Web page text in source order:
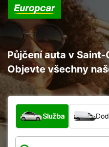
Půjčení auta v Saint-
Objevte všechny
Jaký typ vozidla?
Služba